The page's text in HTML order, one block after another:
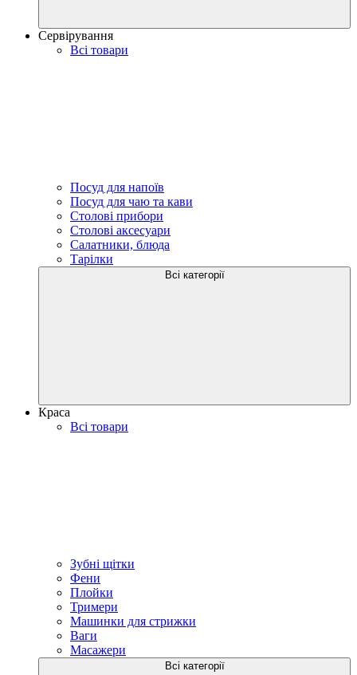
Сервірування
Всі товари
Посуд для напоїв
Посуд для чаю та кави
Столові прибори
Столові аксесуари
Салатники, блюда
Тарілки
Всі категорії
Краса
Всі товари
Зубні щітки
Фени
Плойки
Тримери
Машинки для стрижки
Ваги
Масажери
Всі категорії